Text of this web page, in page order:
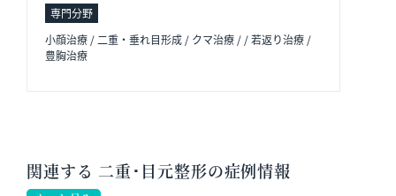
専門分野
小顔治療 / 二重・垂れ目形成 / クマ治療 / / 若返り治療 /
豊胸治療
関連する 二重･目元整形の症例情報